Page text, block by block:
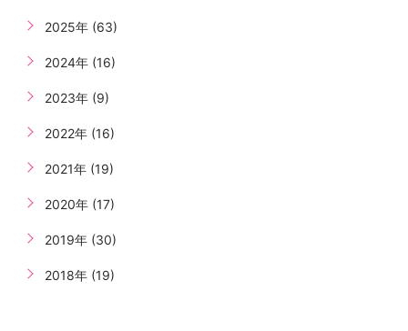
2025年 (63)
2024年 (16)
2023年 (9)
2022年 (16)
2021年 (19)
2020年 (17)
2019年 (30)
2018年 (19)